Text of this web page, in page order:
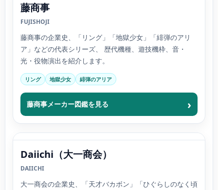
藤商事
FUJISHOJI
藤商事の企業史、「リング」「地獄少女」「緋弾のアリ
ア」などの代表シリーズ、 歴代機種、遊技機枠、音・
光・役物演出を紹介します。
リング 地獄少女 緋弾のアリア
藤商事メーカー図鑑を見る
Daiichi（大一商会）
DAIICHI
大一商会の企業史、「天才バカボン」「ひぐらしのなく頃